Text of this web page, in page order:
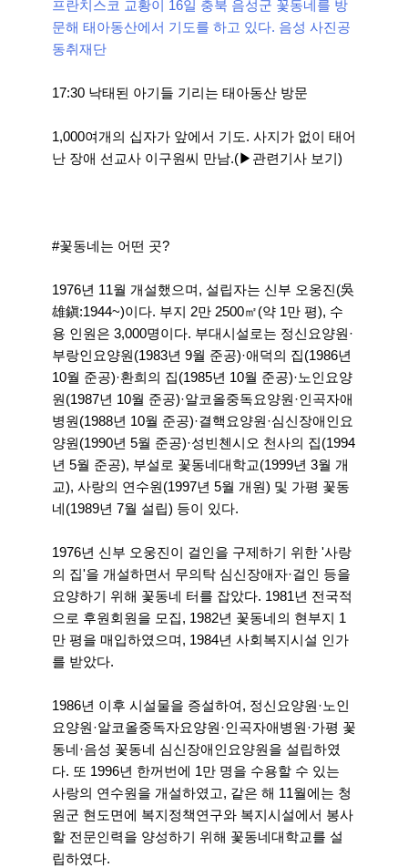
프란치스코 교황이 16일 충북 음성군 꽃동네를 방
문해 태아동산에서 기도를 하고 있다. 음성 사진공
동취재단
17:30 낙태된 아기들 기리는 태아동산 방문
1,000여개의 십자가 앞에서 기도. 사지가 없이 태어
난 장애 선교사 이구원씨 만남.(▶관련기사 보기)
#꽃동네는 어떤 곳?
1976년 11월 개설했으며, 설립자는 신부 오웅진(吳
雄鎭:1944~)이다. 부지 2만 2500㎡(약 1만 평), 수
용 인원은 3,000명이다. 부대시설로는 정신요양원·
부랑인요양원(1983년 9월 준공)·애덕의 집(1986년
10월 준공)·환희의 집(1985년 10월 준공)·노인요양
원(1987년 10월 준공)·알코올중독요양원·인곡자애
병원(1988년 10월 준공)·결핵요양원·심신장애인요
양원(1990년 5월 준공)·성빈첸시오 천사의 집(1994
년 5월 준공), 부설로 꽃동네대학교(1999년 3월 개
교), 사랑의 연수원(1997년 5월 개원) 및 가평 꽃동
네(1989년 7월 설립) 등이 있다.
1976년 신부 오웅진이 걸인을 구제하기 위한 '사랑
의 집'을 개설하면서 무의탁 심신장애자·걸인 등을
요양하기 위해 꽃동네 터를 잡았다. 1981년 전국적
으로 후원회원을 모집, 1982년 꽃동네의 현부지 1
만 평을 매입하였으며, 1984년 사회복지시설 인가
를 받았다.
1986년 이후 시설물을 증설하여, 정신요양원·노인
요양원·알코올중독자요양원·인곡자애병원·가평 꽃
동네·음성 꽃동네 심신장애인요양원을 설립하였
다. 또 1996년 한꺼번에 1만 명을 수용할 수 있는
사랑의 연수원을 개설하였고, 같은 해 11월에는 청
원군 현도면에 복지정책연구와 복지시설에서 봉사
할 전문인력을 양성하기 위해 꽃동네대학교를 설
립하였다.